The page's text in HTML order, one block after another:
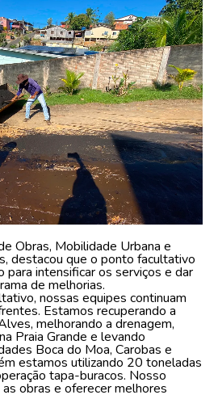
Obras, Mobilidade Urbana e
destacou que o ponto facultativo
intensificar os serviços e dar
de melhorias.
nossas equipes continuam
Estamos recuperando a
melhorando a drenagem,
Praia Grande e levando
Boca do Moa, Carobas e
estamos utilizando 20 toneladas
tapa-buracos. Nosso
obras e oferecer melhores